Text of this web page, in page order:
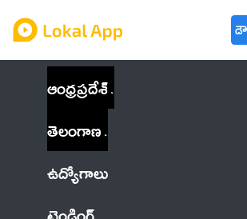
ఆంధ్రప్రదేశ్
తెలంగాణ
ఉద్యోగాలు